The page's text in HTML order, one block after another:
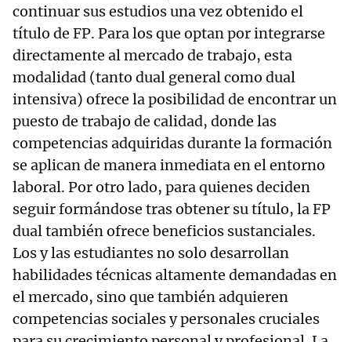
continuar sus estudios una vez obtenido el
título de FP. Para los que optan por integrarse
directamente al mercado de trabajo, esta
modalidad (tanto dual general como dual
intensiva) ofrece la posibilidad de encontrar un
puesto de trabajo de calidad, donde las
competencias adquiridas durante la formación
se aplican de manera inmediata en el entorno
laboral. Por otro lado, para quienes deciden
seguir formándose tras obtener su título, la FP
dual también ofrece beneficios sustanciales.
Los y las estudiantes no solo desarrollan
habilidades técnicas altamente demandadas en
el mercado, sino que también adquieren
competencias sociales y personales cruciales